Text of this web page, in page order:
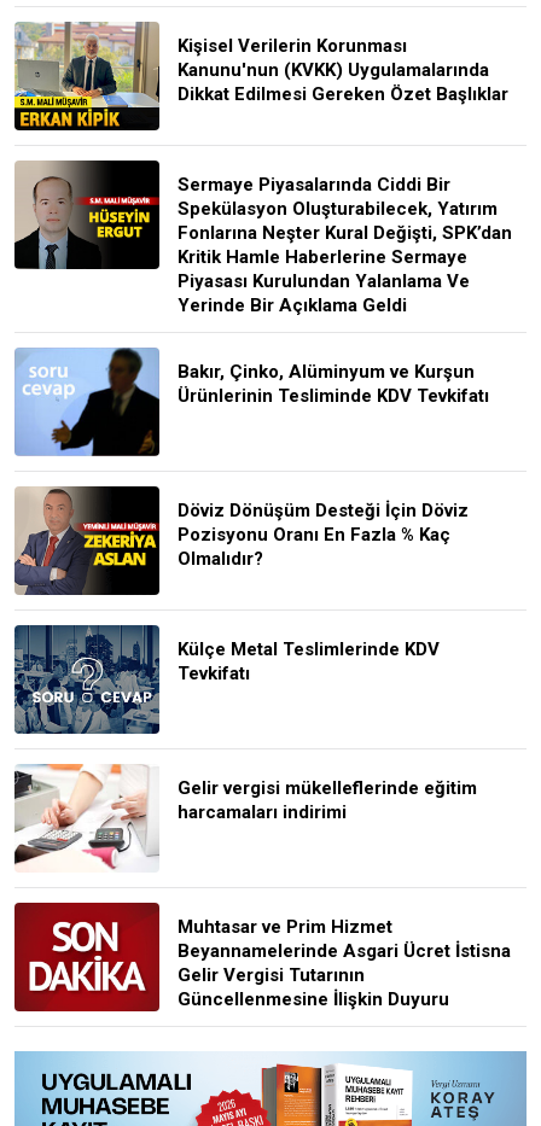
Kişisel Verilerin Korunması
Kanunu'nun (KVKK) Uygulamalarında
Dikkat Edilmesi Gereken Özet Başlıklar
Sermaye Piyasalarında Ciddi Bir
Spekülasyon Oluşturabilecek, Yatırım
Fonlarına Neşter Kural Değişti, SPK’dan
Kritik Hamle Haberlerine Sermaye
Piyasası Kurulundan Yalanlama Ve
Yerinde Bir Açıklama Geldi
Bakır, Çinko, Alüminyum ve Kurşun
Ürünlerinin Tesliminde KDV Tevkifatı
Döviz Dönüşüm Desteği İçin Döviz
Pozisyonu Oranı En Fazla % Kaç
Olmalıdır?
Külçe Metal Teslimlerinde KDV
Tevkifatı
Gelir vergisi mükelleflerinde eğitim
harcamaları indirimi
Muhtasar ve Prim Hizmet
Beyannamelerinde Asgari Ücret İstisna
Gelir Vergisi Tutarının
Güncellenmesine İlişkin Duyuru